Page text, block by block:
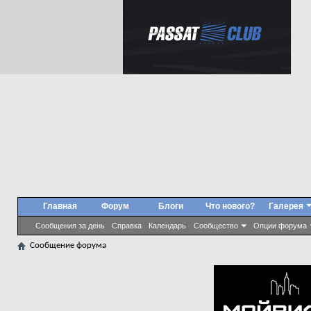
Главная Форум
Сообщения за день Справка Календарь Сообщество Опции форума
Блоги Что нового? Галерея
Сообщение форума